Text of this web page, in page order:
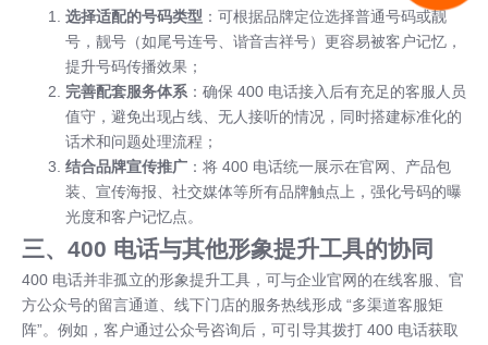
选择适配的号码类型 ：可根据品牌定位选择普通号码或靓
号，靓号（如尾号连号、谐音吉祥号）更容易被客户记忆，
提升号码传播效果；
完善配套服务体系：确保 400 电话接入后有充足的客服人员
值守，避免出现占线、无人接听的情况，同时搭建标准化的
话术和问题处理流程；
结合品牌宣传推广 ：将 400 电话统一展示在官网、产品包
装、宣传海报、社交媒体等所有品牌触点上，强化号码的曝
光度和客户记忆点。
三、400 电话与其他形象提升工具的协同
400 电话并非孤立的形象提升工具，可与企业官网的在线客服、官
方公众号的留言通道、线下门店的服务热线形成 “多渠道客服矩
阵”。例如，客户通过公众号咨询后，可引导其拨打 400 电话获取